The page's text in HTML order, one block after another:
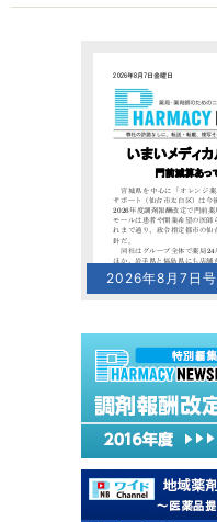
2026年8月7日号